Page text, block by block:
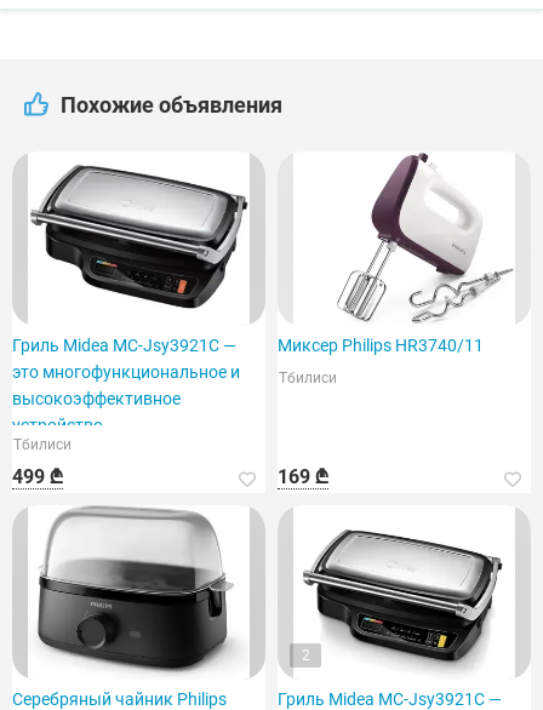
Похожие объявления
Гриль Midea MC-Jsy3921C —
это многофункциональное и
высокоэффективное
устройство.
Тбилиси
499 ₾
Миксер Philips HR3740/11
Тбилиси
169 ₾
Серебряный чайник Philips
2
Гриль Midea MC-Jsy3921C —